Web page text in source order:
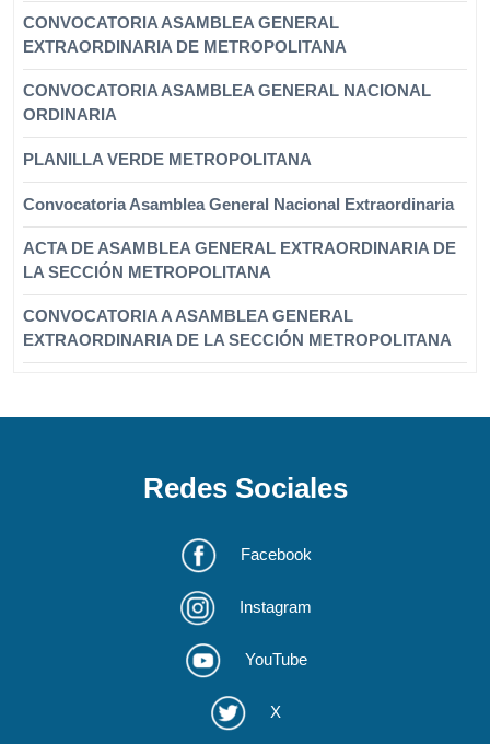
CONVOCATORIA ASAMBLEA GENERAL
EXTRAORDINARIA DE METROPOLITANA
CONVOCATORIA ASAMBLEA GENERAL NACIONAL
ORDINARIA
PLANILLA VERDE METROPOLITANA
Convocatoria Asamblea General Nacional Extraordinaria
ACTA DE ASAMBLEA GENERAL EXTRAORDINARIA DE
LA SECCIÓN METROPOLITANA
CONVOCATORIA A ASAMBLEA GENERAL
EXTRAORDINARIA DE LA SECCIÓN METROPOLITANA
Redes Sociales
Facebook
Instagram
YouTube
X